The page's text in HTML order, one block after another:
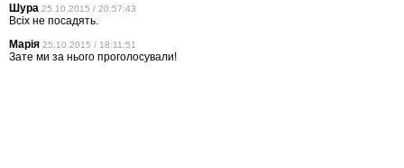
Шура 25.10.2015 / 20:57:43
Всiх не посадять.
Марія 25.10.2015 / 18:11:51
Зате ми за нього проголосували!